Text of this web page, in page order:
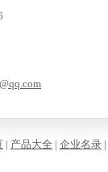
| 产品大全 | 企业名录 |